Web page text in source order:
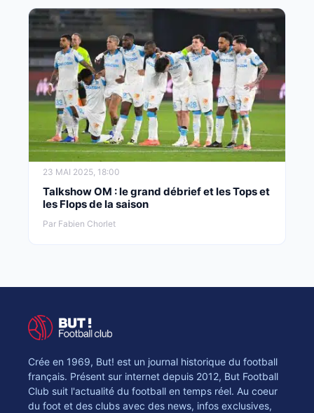
23 MAI 2025, 18:00
Talkshow OM : le grand débrief et les Tops et
les Flops de la saison
Par Fabien Chorlet
Crée en 1969, But! est un journal historique du football
français. Présent sur internet depuis 2012, But Football
Club suit l'actualité du football en temps réel. Au coeur
du foot et des clubs avec des news, infos exclusives,